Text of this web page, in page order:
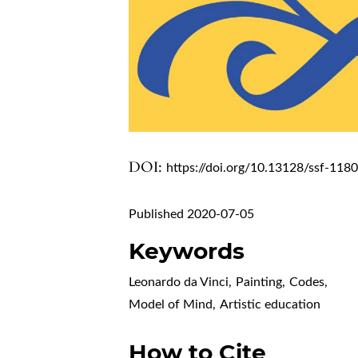
DOI: https://doi.org/10.13128/ssf-
Published 2020-07-05
Keywords
Leonardo da Vinci, Painting, Codes,
Model of Mind, Artistic education
How to Cite